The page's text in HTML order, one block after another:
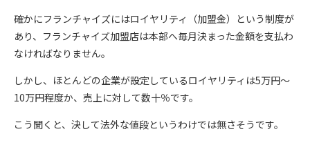
確かにフランチャイズにはロイヤリティ（加盟金）という制度が
あり、フランチャイズ加盟店は本部へ毎月決まった金額を支払わ
なければなりません。
しかし、ほとんどの企業が設定しているロイヤリティは5万円〜
10万円程度か、売上に対して数十％です。
こう聞くと、決して法外な値段というわけでは無さそうです。